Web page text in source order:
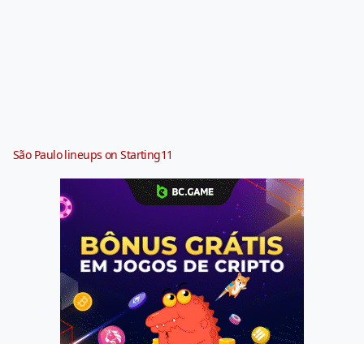
São Paulo lineups on Starting11